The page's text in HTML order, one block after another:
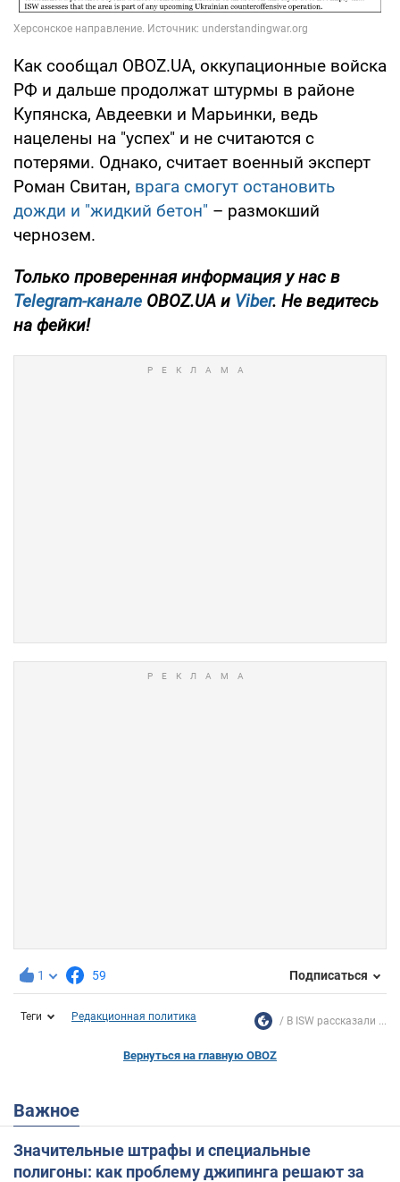
Как сообщал OBOZ.UA, оккупационные войска
РФ и дальше продолжат штурмы в районе
Купянска, Авдеевки и Марьинки, ведь
нацелены на "успех" и не считаются с
потерями. Однако, считает военный эксперт
Роман Свитан, врага смогут остановить
дожди и "жидкий бетон" – размокший
чернозем.
Только проверенная информация у нас в
Telegram-канале OBOZ.UA и Viber. Не ведитесь
на фейки!
1 59 Подписаться
Теги Редакционная политика В ISW рассказали ...
Вернуться на главную OBOZ
Важное
Значительные штрафы и специальные
полигоны: как проблему джипинга решают за